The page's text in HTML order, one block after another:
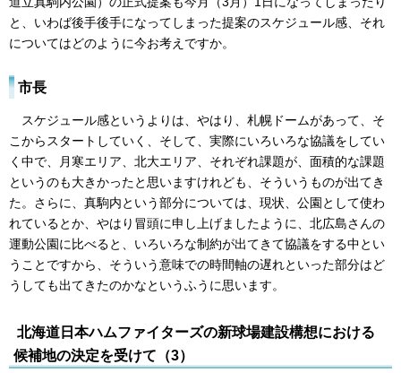
と、いわば後手後手になってしまった提案のスケジュール感、それ
についてはどのように今お考えですか。
市長
スケジュール感というよりは、やはり、札幌ドームがあって、そ
こからスタートしていく、そして、実際にいろいろな協議をしてい
く中で、月寒エリア、北大エリア、それぞれ課題が、面積的な課題
というのも大きかったと思いますけれども、そういうものが出てき
た。さらに、真駒内という部分については、現状、公園として使わ
れているとか、やはり冒頭に申し上げましたように、北広島さんの
運動公園に比べると、いろいろな制約が出てきて協議をする中とい
うことですから、そういう意味での時間軸の遅れといった部分はど
うしても出てきたのかなというふうに思います。
北海道日本ハムファイターズの新球場建設構想における
候補地の決定を受けて（3）